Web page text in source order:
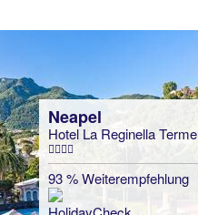
Neapel
Hotel La Reginella Terme
93 % Weiterempfehlung